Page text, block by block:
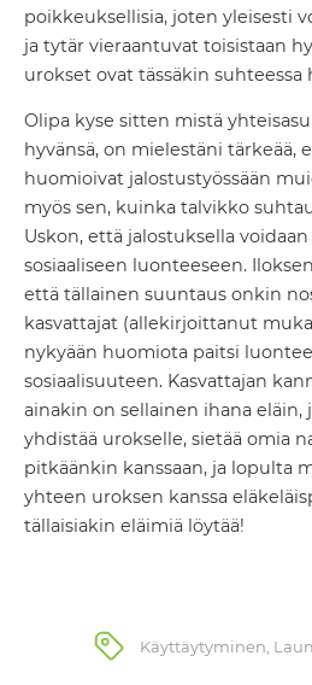
poikkeuksellisia, joten yleisesti
ja tytär vieraantuvat toisistaan
urokset ovat tässäkin
Olipa kyse sitten mistä
hyvänsä, on mielestäni tärkeää,
huomioivat jalostustyössään
myös sen, kuinka talvikko
Uskon, että jalostuksella
sosiaaliseen luonteeseen.
että tällainen suuntaus onkin
kasvattajat (allekirjoittanut
nykyään huomiota paitsi
sosiaalisuuteen. Kasvattajan
ainakin on sellainen ihana eläin,
yhdistää urokselle, sietää omia
pitkäänkin kanssaan, ja lopulta
yhteen uroksen kanssa
tällaisiakin eläimiä löytää!
Käyttäytyminen